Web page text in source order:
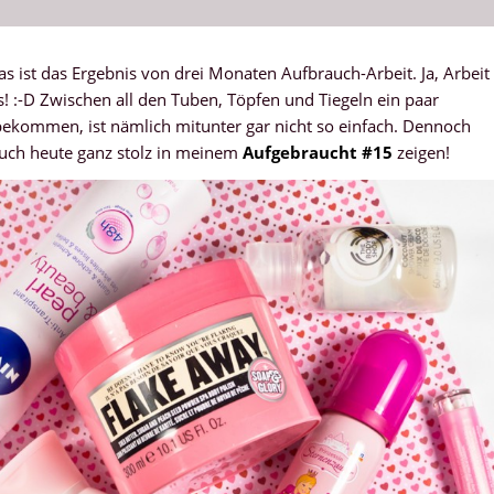
ist das Ergebnis von drei Monaten Aufbrauch-Arbeit. Ja, Arbeit
:-D Zwischen all den Tuben, Töpfen und Tiegeln ein paar
ist nämlich mitunter gar nicht so einfach. Dennoch
heute ganz stolz in meinem Aufgebraucht #15 zeigen!